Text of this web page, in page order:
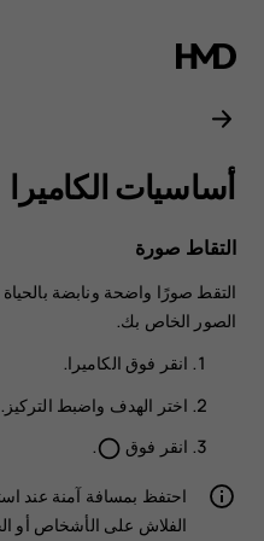
دليل
مستخدم
Nokia
C22
أساسيات الكاميرا
التقاط صورة
التقط صورًا واضحة ونابضة
الصور الخاص بك.
انقر فوق الكاميرا.
اختر الهدف واضبط التركيز.
انقر فوق panorama_fish_eye
.
احتفظ بمسافة آمنة عند
الفلاش على الأشخاص أو